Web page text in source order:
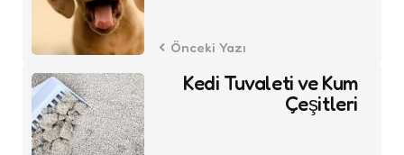
Önceki Yazı
Kedi Tuvaleti ve Kum
Çeşitleri